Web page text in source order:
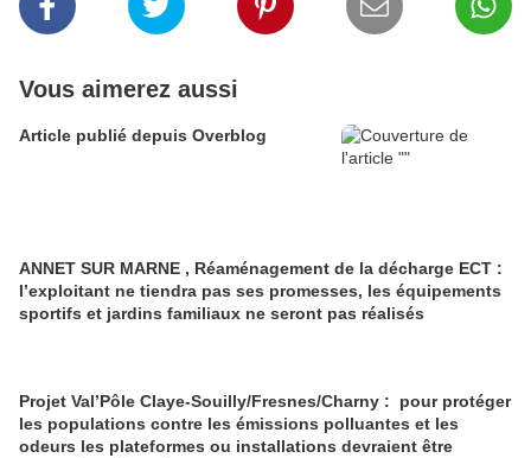
Vous aimerez aussi
Article publié depuis Overblog
ANNET SUR MARNE , Réaménagement de la décharge ECT :
l’exploitant ne tiendra pas ses promesses, les équipements
sportifs et jardins familiaux ne seront pas réalisés
Projet Val’Pôle Claye-Souilly/Fresnes/Charny : pour protéger
les populations contre les émissions polluantes et les
odeurs les plateformes ou installations devraient être